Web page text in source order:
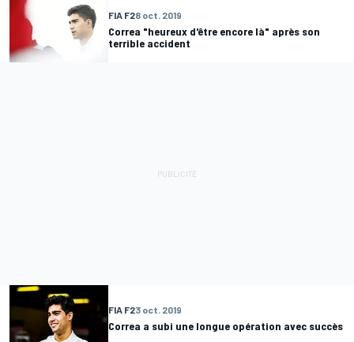
FIA F28 oct. 2019
Correa "heureux d'être encore là" après son
terrible accident
FIA F23 oct. 2019
Correa a subi une longue opération avec succès